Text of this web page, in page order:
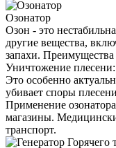
Озонатор
Озон - это
другие вещества,
запахи. Преимущества
Уничтожение плесени:
Это особенно
убивает споры
Применение
магазины.
транспорт.